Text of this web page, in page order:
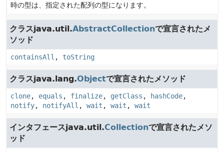
時の型は、指定された配列の型になります。
クラスjava.util.AbstractCollectionで宣言されたメ
ソッド
containsAll , toString
クラスjava.lang.Objectで宣言されたメソッド
clone, equals , finalize, getClass , hashCode,
notify, notifyAll , wait , wait , wait
インタフェースjava.util.Collectionで宣言されたメソ
ッド